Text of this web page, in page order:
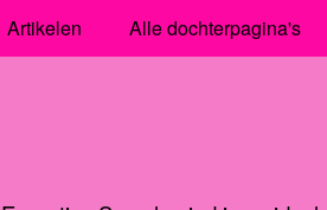
Artikelen Alle dochterpagina's